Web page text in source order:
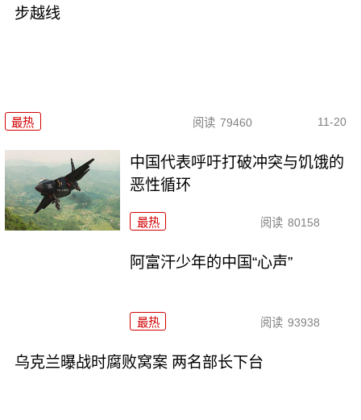
步越线
最热 阅读 79460 11-20
中国代表呼吁打破冲突与饥饿的
恶性循环
最热 阅读 80158
阿富汗少年的中国“心声”
最热 阅读 93938
乌克兰曝战时腐败窝案 两名部长下台